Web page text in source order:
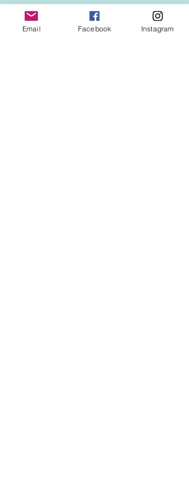
Email Facebook Instagram